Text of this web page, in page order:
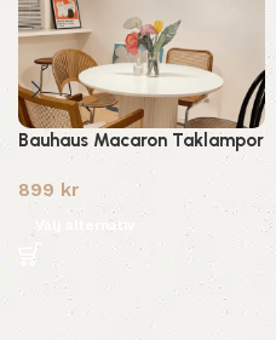
Bauhaus Macaron Taklampor
899 kr
Välj alternativ